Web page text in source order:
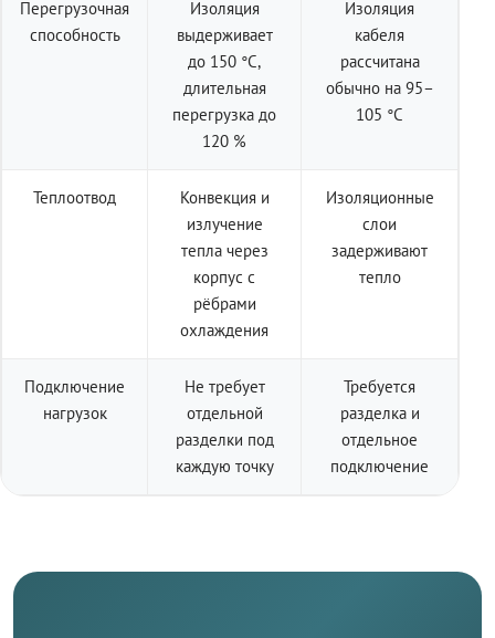
Перегрузочная
способность
Изоляция
выдерживает
до 150 °C,
длительная
перегрузка до
120 %
Изоляция
кабеля
рассчитана
обычно на 95–
105 °C
Теплоотвод
Конвекция и
излучение
тепла через
корпус с
рёбрами
охлаждения
Изоляционные
слои
задерживают
тепло
Подключение
нагрузок
Не требует
отдельной
разделки под
каждую точку
Требуется
разделка и
отдельное
подключение